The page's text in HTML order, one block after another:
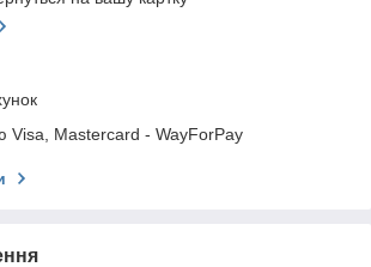
Visa, Mastercard - WayForPay